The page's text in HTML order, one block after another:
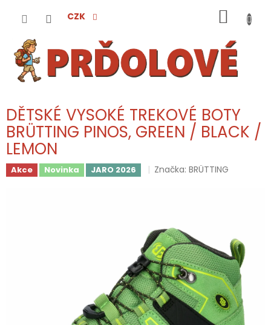
CZK
KOŠÍK
DĚTSKÉ VYSOKÉ TREKOVÉ BOTY
BRÜTTING PINOS, GREEN / BLACK /
LEMON
Akce Novinka JARO 2026 Značka:BRÜTTING